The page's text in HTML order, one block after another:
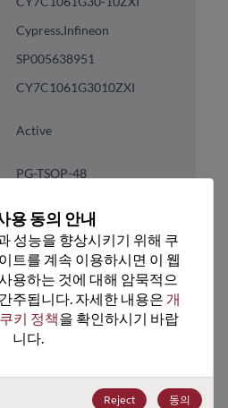
Cypress,Infineon
SP005638951
CY7C1061G3010ZXI
Active
PG-TSOP-48
Yes
Yes
Tray
960
DRAM & SRAM
용 동의 안내
성능을 향상시키기 위해 쿠
트를 계속 이용하시면 이 웹
용하는 것에 대해 암묵적으
주됩니다. 자세한 내용은 개
쿠키 정책을 확인하시기 바랍
니다.
Reject 동의